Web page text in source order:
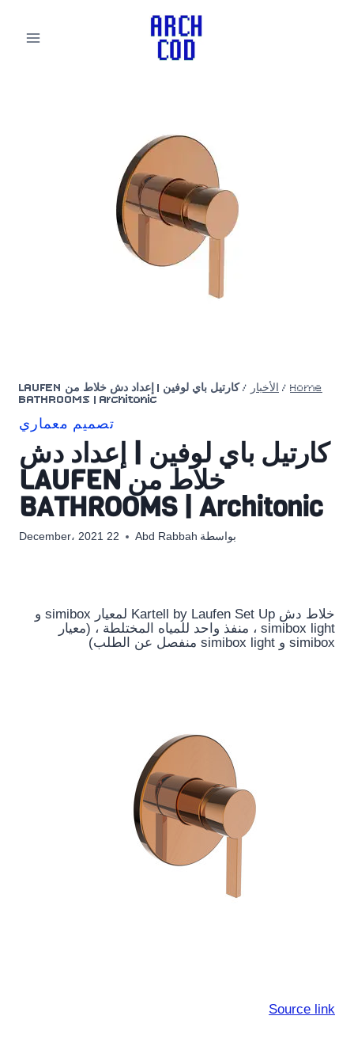
Home
/ الأخبار /
كارتيل باي لوفين | إعداد دش خلاط من LAUFEN
BATHROOMS | Architonic
تصميم معماري
كارتيل باي لوفين | إعداد دش
خلاط من LAUFEN
BATHROOMS | Architonic
بواسطة Abd Rabbah 22 December، 2021
خلاط دش Kartell by Laufen Set Up لمعيار simibox و
simibox light ، منفذ واحد للمياه المختلطة ، (معيار
simibox و simibox light منفصل عن الطلب)
Source link